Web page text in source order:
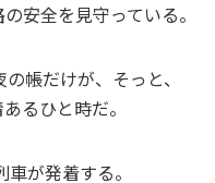
安全を見守っている。
帳だけが、そっと、
るひと時だ。
が発着する。